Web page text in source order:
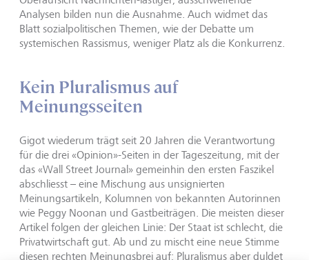
Analysen bilden nun die Ausnahme. Auch widmet das
Blatt sozialpolitischen Themen, wie der Debatte um
systemischen Rassismus, weniger Platz als die Konkurrenz.
Kein Pluralismus auf
Meinungsseiten
Gigot wiederum trägt seit 20 Jahren die Verantwortung
für die drei «Opinion»-Seiten in der Tageszeitung, mit der
das «Wall Street Journal» gemeinhin den ersten Faszikel
abschliesst – eine Mischung aus unsignierten
Meinungsartikeln, Kolumnen von bekannten Autorinnen
wie Peggy Noonan und Gastbeiträgen. Die meisten dieser
Artikel folgen der gleichen Linie: Der Staat ist schlecht, die
Privatwirtschaft gut. Ab und zu mischt eine neue Stimme
diesen rechten Meinungsbrei auf; Pluralismus aber duldet